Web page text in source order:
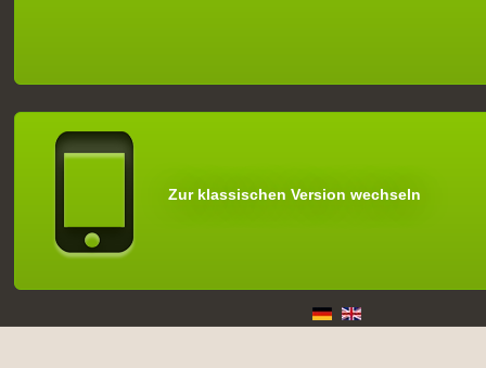
Zur klassischen Version wechseln